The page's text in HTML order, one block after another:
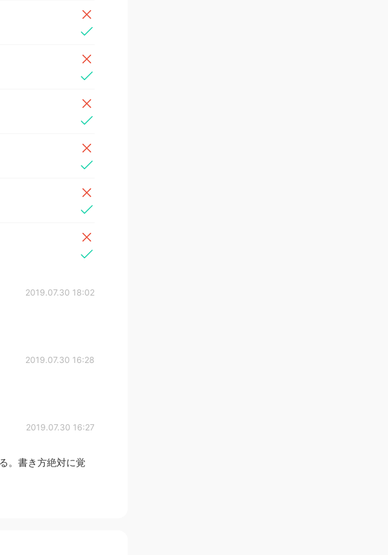
2019.07.30 18:02
2019.07.30 16:28
2019.07.30 16:27
。書き方絶対に覚